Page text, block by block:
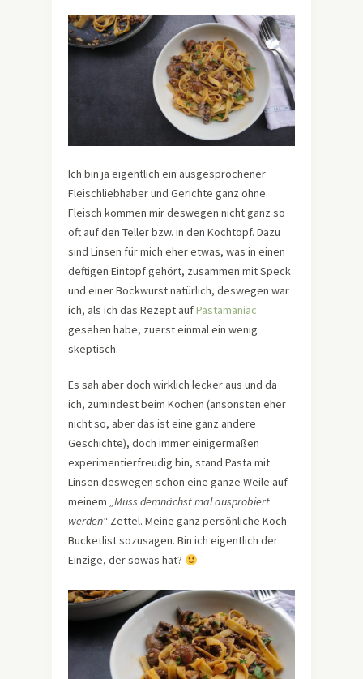
Ich bin ja eigentlich ein ausgesprochener
Fleischliebhaber und Gerichte ganz ohne
Fleisch kommen mir deswegen nicht ganz so
oft auf den Teller bzw. in den Kochtopf. Dazu
sind Linsen für mich eher etwas, was in einen
deftigen Eintopf gehört, zusammen mit Speck
und einer Bockwurst natürlich, deswegen war
ich, als ich das Rezept aufPastamaniac
gesehen habe, zuerst einmal ein wenig
skeptisch.
Es sah aber doch wirklich lecker aus und da
ich, zumindest beim Kochen (ansonsten eher
nicht so, aber das ist eine ganz andere
Geschichte), doch immer einigermaßen
experimentierfreudig bin, stand Pasta mit
Linsen deswegen schon eine ganze Weile auf
meinem „Muss demnächst mal ausprobiert
werden“ Zettel. Meine ganz persönliche Koch-
Bucketlist sozusagen. Bin ich eigentlich der
Einzige, der sowas hat?